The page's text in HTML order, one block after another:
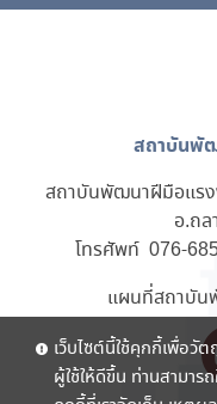
สถาบันพั
สถาบันพัฒนาฝีมือแร
อ.ถ
โทรศัพท์ 076-
แผนที่สถาบัน
เว็บไซต์นี้ใช้คุกกี้เพื่อวั
ผู้ใช้ให้ดีขึ้น ท่านสามาร